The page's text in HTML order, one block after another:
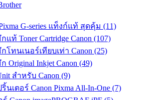
G-series แท็งก์แท้ สุดคุ้ม (11)
ท้ Toner Cartridge Canon (107)
โทนเนอร์เทียบเท่า Canon (25)
Original Inkjet Canon (49)
สำหรับ Canon (9)
นเตอร์ Canon Pixma All-In-One (7)